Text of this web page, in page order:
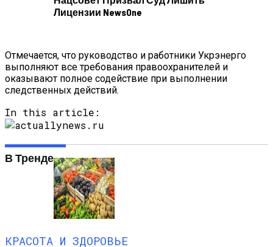
Названы Подержанные Автомобили
Лицензии NewsOne
Отмечается, что руководство и работники Укрэнерго
выполняют все требования правоохранителей и
оказывают полное содействие при выполнении
следственных действий.
In this article:
В Тренде
КРАСОТА И ЗДОРОВЬЕ